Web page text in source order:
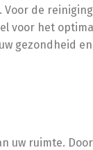
Voor de
voor het
gezondheid
uw ruimte.